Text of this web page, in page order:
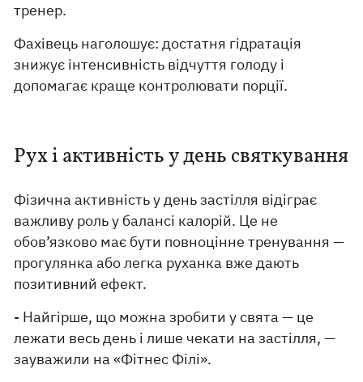
тренер.
Фахівець наголошує: достатня гідратація
знижує інтенсивність відчуття голоду і
допомагає краще контролювати порції.
Рух і активність у день святкування
Фізична активність у день застілля відіграє
важливу роль у балансі калорій. Це не
обов’язково має бути повноцінне тренування —
прогулянка або легка руханка вже дають
позитивний ефект.
- Найгірше, що можна зробити у свята — це
лежати весь день і лише чекати на застілля, —
зауважили на «Фітнес Філі».